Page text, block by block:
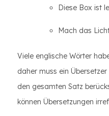
Diese Box ist
Mach das
Viele englische Wörter
daher muss ein
den gesamten Satz
können Übersetzungen